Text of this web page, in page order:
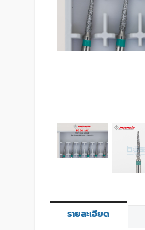
รายละเอียด